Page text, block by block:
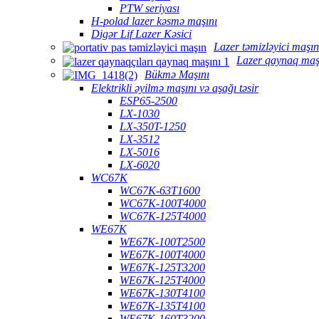
PTW seriyası
H-polad lazer kəsmə maşını
Digər Lif Lazer Kəsici
Lazer təmizləyici maşın
Lazer qaynaq
Bükmə Maşını
Elektrikli əyilmə maşını və aşağı təsir
ESP65-2500
LX-1030
LX-350T-1250
LX-3512
LX-5016
LX-6020
WC67K
WC67K-63T1600
WC67K-100T4000
WC67K-125T4000
WE67K
WE67K-100T2500
WE67K-100T4000
WE67K-125T3200
WE67K-125T4000
WE67K-130T4100
WE67K-135T4100